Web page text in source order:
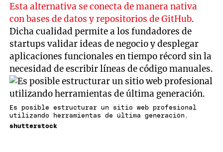
Esta alternativa se conecta de manera nativa
con bases de datos y repositorios de GitHub.
Dicha cualidad permite a los fundadores de
startups validar ideas de negocio y desplegar
aplicaciones funcionales en tiempo récord sin la
necesidad de escribir líneas de código manuales.
Es posible estructurar un sitio web profesional
utilizando herramientas de última generación.
shutterstock